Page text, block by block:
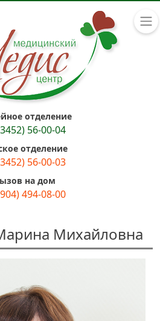
отделение
56-00-04
отделение
56-00-03
на дом
494-08-00
Михайловна